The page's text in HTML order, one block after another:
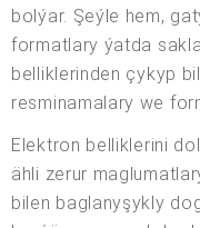
bolýar. Şeýle hem,
formatlary ýatda
belliklerinden çykyp
resminamalary we
Elektron belliklerini
ähli zerur
bilen baglanyşykly